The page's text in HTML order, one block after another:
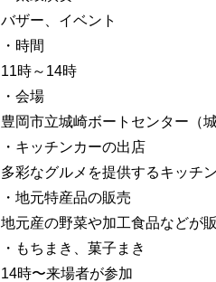
バザー、イベント
・時間
11時～14時
・会場
豊岡市立城崎ボートセンター（
・キッチンカーの出店
多彩なグルメを提供するキッチ
・地元特産品の販売
地元産の野菜や加工食品などが
・もちまき、菓子まき
14時〜来場者が参加